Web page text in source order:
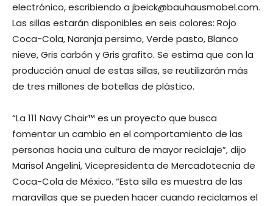
electrónico, escribiendo a jbeick@bauhausmobel.com.
Las sillas estarán disponibles en seis colores: Rojo
Coca-Cola, Naranja persimo, Verde pasto, Blanco
nieve, Gris carbón y Gris grafito. Se estima que con la
producción anual de estas sillas, se reutilizarán más
de tres millones de botellas de plástico.
“La 111 Navy Chair™ es un proyecto que busca
fomentar un cambio en el comportamiento de las
personas hacia una cultura de mayor reciclaje”, dijo
Marisol Angelini, Vicepresidenta de Mercadotecnia de
Coca-Cola de México. “Esta silla es muestra de las
maravillas que se pueden hacer cuando reciclamos el